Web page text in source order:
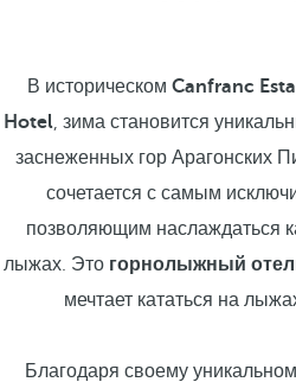
В историческом Canfranc
Hotel, зима становится
заснеженных гор Арагонских
сочетается с самым
позволяющим наслаждаться
лыжах. Это горнолыжный
мечтает кататься на
Благодаря своему